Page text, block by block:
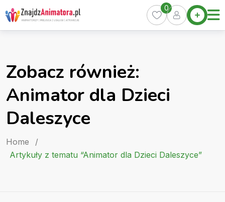
Skip
to
content
Home
Oferty
Kurs
0
Zobacz również:
Animator dla Dzieci
Daleszyce
Home
/
Artykuły z tematu “Animator dla Dzieci Daleszyce”